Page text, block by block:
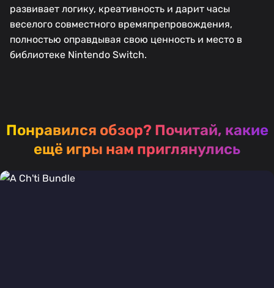
развивает логику, креативность и дарит часы
веселого совместного времяпрепровождения,
полностью оправдывая свою ценность и место в
библиотеке Nintendo Switch.
Понравился обзор? Почитай, какие
ещё игры нам приглянулись